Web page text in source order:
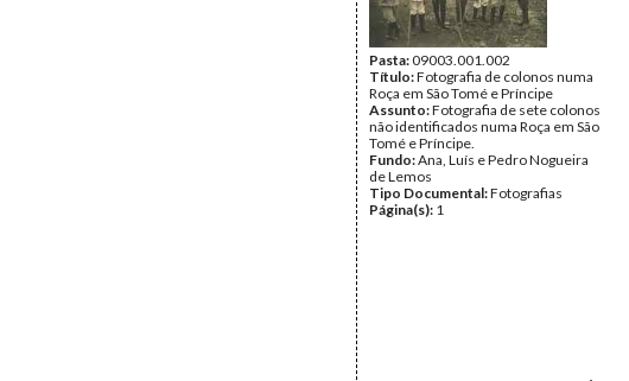
Pasta:09003.001.002
Título:Fotografia de colonos numa
Roça em São Tomé e Príncipe
Assunto:Fotografia de sete colonos
não identificados numa Roça em São
Tomé e Príncipe.
Fundo:Ana, Luís e Pedro Nogueira
de Lemos
Tipo Documental:Fotografias
Página(s): 1